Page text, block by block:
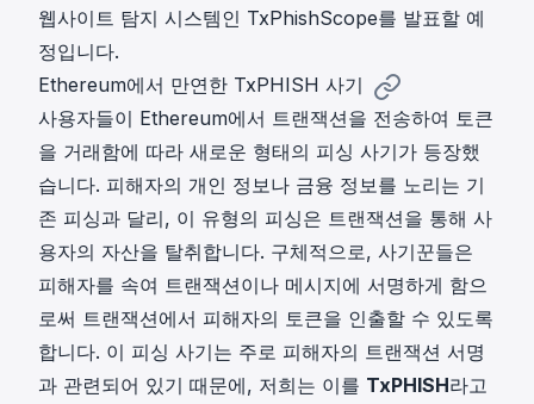
웹사이트 탐지 시스템인 TxPhishScope를 발표할 예
정입니다.
Ethereum에서 만연한 TxPHISH 사기
사용자들이 Ethereum에서 트랜잭션을 전송하여 토큰
을 거래함에 따라 새로운 형태의 피싱 사기가 등장했
습니다. 피해자의 개인 정보나 금융 정보를 노리는 기
존 피싱과 달리, 이 유형의 피싱은 트랜잭션을 통해 사
용자의 자산을 탈취합니다. 구체적으로, 사기꾼들은
피해자를 속여 트랜잭션이나 메시지에 서명하게 함으
로써 트랜잭션에서 피해자의 토큰을 인출할 수 있도록
합니다. 이 피싱 사기는 주로 피해자의 트랜잭션 서명
과 관련되어 있기 때문에, 저희는 이를 TxPHISH라고